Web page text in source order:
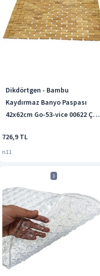
Dikdörtgen - Bambu
Kaydırmaz Banyo Paspası
42x62cm Go-53-vice 00622 Çok
726,9 TL
n11
3